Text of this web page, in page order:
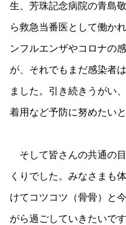
生、芳珠記念病院の青島
ら救急当番医として働か
ンフルエンザやコロナの
が、それでもまだ感染者
ました。引き続きうがい
着用など予防に努めたいと
そして皆さんの共通の
くりでした。みなさまも
けてコツコツ（骨骨）と
がら過ごしていきたいです